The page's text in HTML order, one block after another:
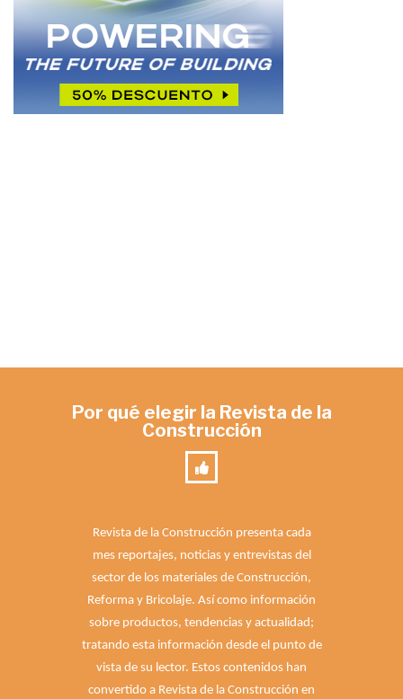
Por qué elegir la Revista de la
Construcción
Revista de la Construcción presenta cada
mes reportajes, noticias y entrevistas del
sector de los materiales de Construcción,
Reforma y Bricolaje. Así como información
sobre productos, tendencias y actualidad;
tratando esta información desde el punto de
vista de su lector. Estos contenidos han
convertido a Revista de la Construcción en